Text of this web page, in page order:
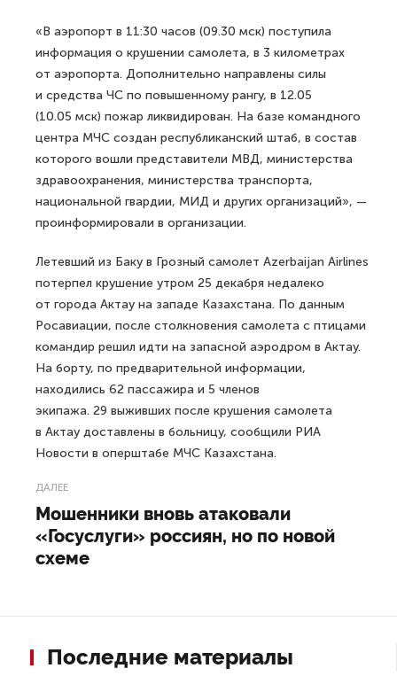
«В аэропорт в 11:30 часов (09.30 мск) поступила
информация о крушении самолета, в 3 километрах
от аэропорта. Дополнительно направлены силы
и средства ЧС по повышенному рангу, в 12.05
(10.05 мск) пожар ликвидирован. На базе командного
центра МЧС создан республиканский штаб, в состав
которого вошли представители МВД, министерства
здравоохранения, министерства транспорта,
национальной гвардии, МИД и других организаций», —
проинформировали в организации.
Летевший из Баку в Грозный самолет Azerbaijan Airlines
потерпел крушение утром 25 декабря недалеко
от города Актау на западе Казахстана. По данным
Росавиации, после столкновения самолета с птицами
командир решил идти на запасной аэродром в Актау.
На борту, по предварительной информации,
находились 62 пассажира и 5 членов
экипажа. 29 выживших после крушения самолета
в Актау доставлены в больницу, сообщили РИА
Новости в оперштабе МЧС Казахстана.
ДАЛЕЕ
Мошенники вновь атаковали
«Госуслуги» россиян, но по новой
схеме
Последние материалы